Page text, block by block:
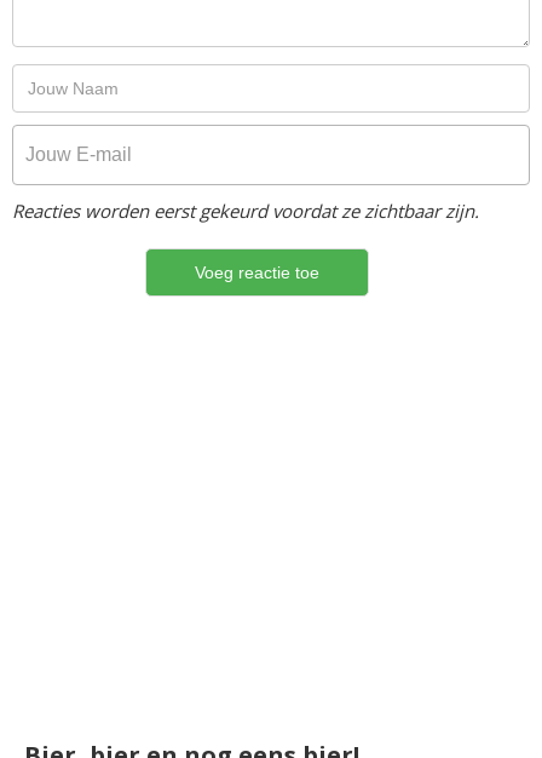
Reacties worden eerst gekeurd voordat ze zichtbaar zijn.